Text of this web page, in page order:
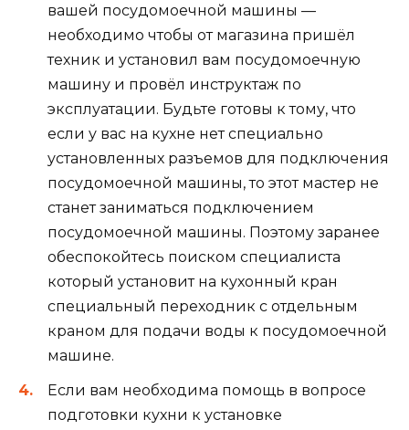
вашей посудомоечной машины —
необходимо чтобы от магазина пришёл
техник и установил вам посудомоечную
машину и провёл инструктаж по
эксплуатации. Будьте готовы к тому, что
если у вас на кухне нет специально
установленных разъемов для подключения
посудомоечной машины, то этот мастер не
станет заниматься подключением
посудомоечной машины. Поэтому заранее
обеспокойтесь поиском специалиста
который установит на кухонный кран
специальный переходник с отдельным
краном для подачи воды к посудомоечной
машине.
Если вам необходима помощь в вопросе
подготовки кухни к установке